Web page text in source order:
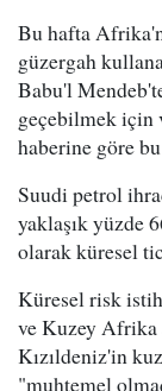
Bu hafta
güzergah
Babu'l
geçebilmek için
haberine göre
Suudi petrol
yaklaşık yüzde
olarak küresel
Küresel risk
ve Kuzey
Kızıldeniz'in
"muhtemel